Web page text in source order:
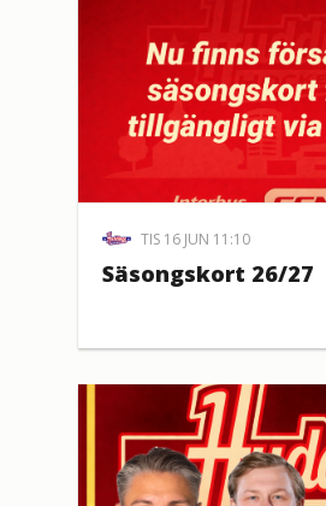
TIS 16 JUN 11:10
Säsongskort 26/27